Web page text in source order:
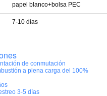
papel blanco+bolsa PEC
7-10 días
de conmutación
a plena carga del 100%
3-5 días